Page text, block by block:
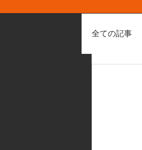
全ての記事